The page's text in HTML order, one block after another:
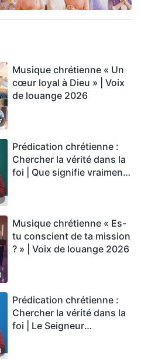
Musique chrétienne « Un
cœur loyal à Dieu » | Voix
de louange 2026
Prédication chrétienne :
Chercher la vérité dans la
foi | Que signifie vraiment
Musique chrétienne « Es-
tu conscient de ta mission
? » | Voix de louange 2026
Prédication chrétienne :
Chercher la vérité dans la
foi | Le Seigneur